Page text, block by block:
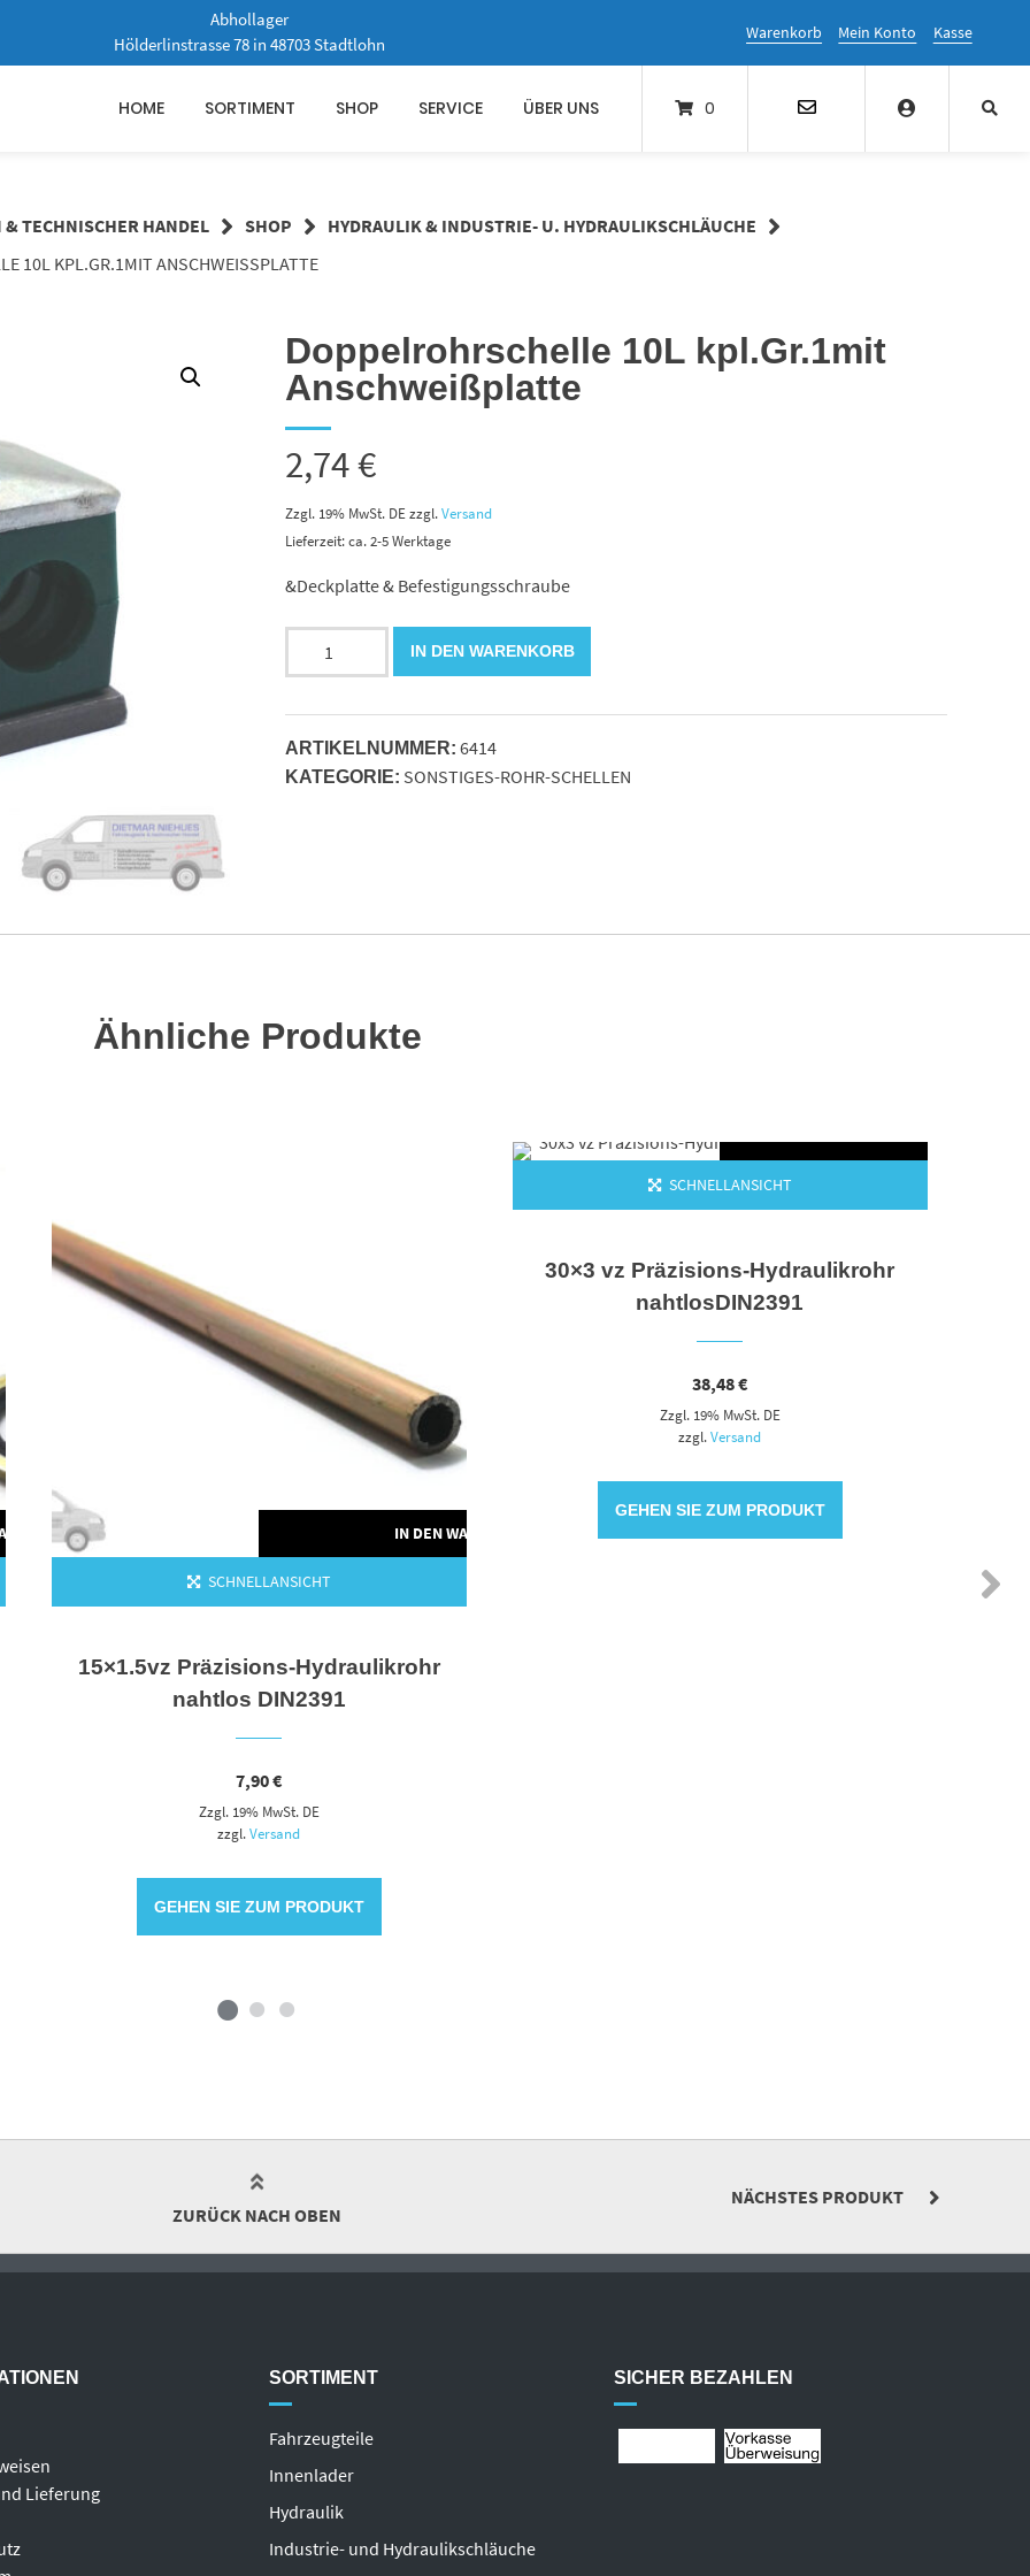
Abhollager
Hölderlinstrasse 78 in 48703 Stadtlohn
Warenkorb Mein Konto Kasse
HOME SORTIMENT SHOP SERVICE ÜBER UNS 0
TECHNISCHER HANDEL SHOP
HYDRAULIK & INDUSTRIE- U. HYDRAULIKSCHLÄUCHE
10L KPL.GR.1MIT ANSCHWEISSPLATTE
Doppelrohrschelle 10L kpl.Gr.1mit
Anschweißplatte
2,74€
Zzgl. 19% MwSt. DE zzgl.Versand
Lieferzeit: ca. 2-5 Werktage
&Deckplatte & Befestigungsschraube
Anschweißplatte
Menge
IN DEN WARENKORB
ARTIKELNUMMER: 6414
KATEGORIE: SONSTIGES-ROHR-SCHELLEN
Ähnliche Produkte
IN DEN WARENKORB
SCHNELLANSICHT
15×1.5vz Präzisions-Hydraulikrohr
nahtlos DIN2391
7,90€
Zzgl. 19% MwSt. DE
zzgl.Versand
GEHEN SIE ZUM PRODUKT
SCHNELLANSICHT
30×3 vz Präzisions-Hydraulikrohr
nahtlosDIN2391
38,48€
Zzgl. 19% MwSt. DE
zzgl.Versand
GEHEN SIE ZUM PRODUKT
NÄCHSTES PRODUKT
ZURÜCK NACH OBEN
Lieferung
SORTIMENT
Fahrzeugteile
Innenlader
Hydraulik
Industrie- und Hydraulikschläuche
SICHER BEZAHLEN